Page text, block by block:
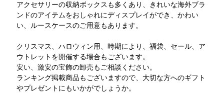
アクセサリーの収納ボックスも多くあり、きれいな海外ブラ
ンドのアイテムをおしゃれにディスプレイができ、かわい
い、ルースケースのご用意もあります。
クリスマス、ハロウィン用、時期により、福袋、セール、ア
ウトレットを開催する場合もございます。
安い、激安の宝飾の卸売もご相談ください。
ランキング掲載商品もございますので、大切な方へのギフト
やプレゼントにもいかがでしょうか。